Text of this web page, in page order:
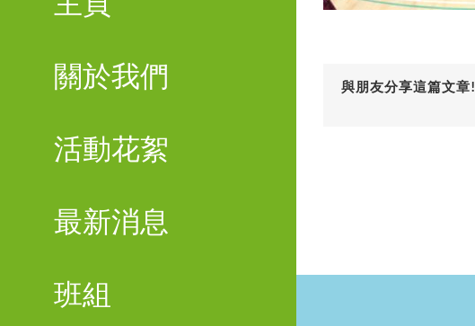
關於我們
活動花絮
最新消息
班組
與朋友分享這篇文章!